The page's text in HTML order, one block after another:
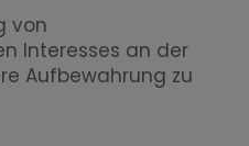
von
Interesses an der
Aufbewahrung zu